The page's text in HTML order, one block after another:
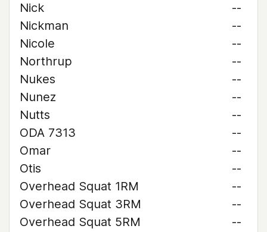
Nick
--
Nickman
--
Nicole
--
Northrup
--
Nukes
--
Nunez
--
Nutts
--
ODA 7313
--
Omar
--
Otis
--
Overhead Squat 1RM
--
Overhead Squat 3RM
--
Overhead Squat 5RM
--